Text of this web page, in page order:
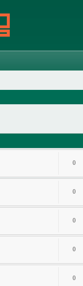
0
0
0
0
0